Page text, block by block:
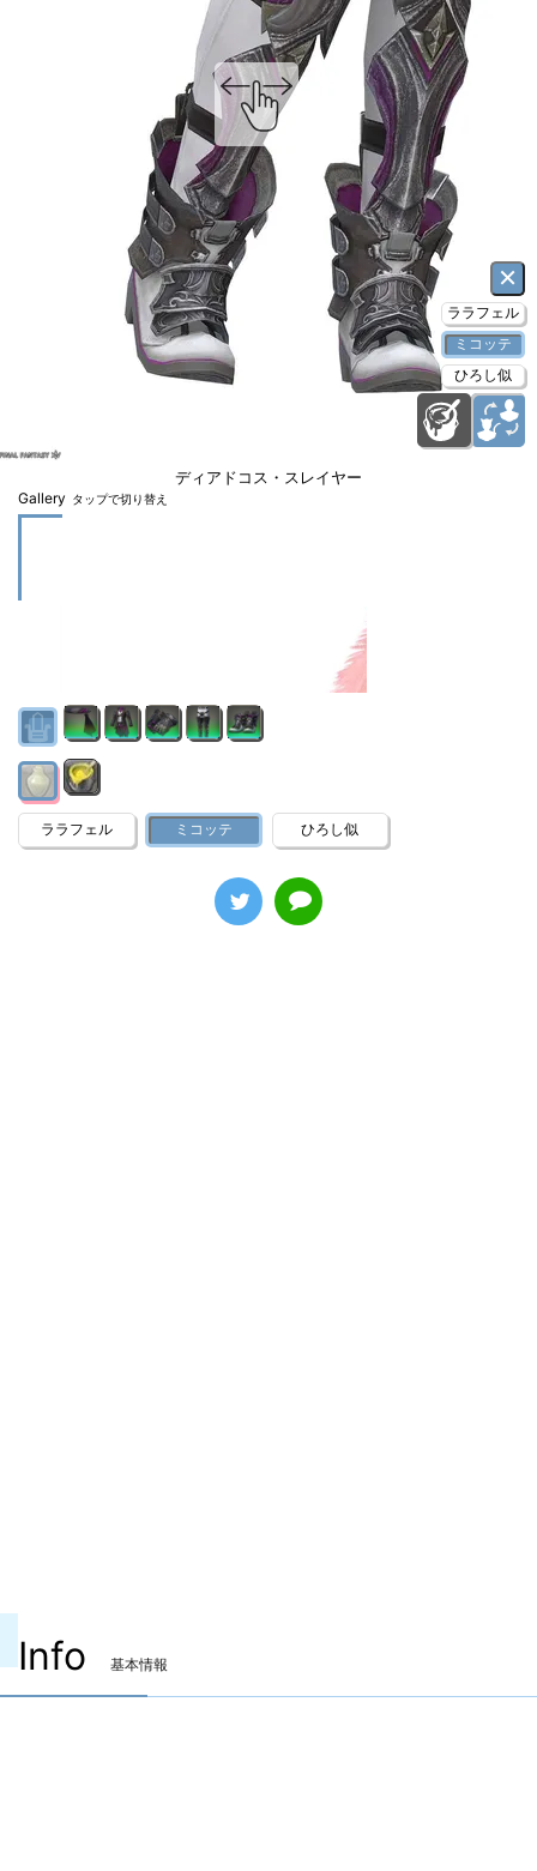
ディアドコス・スレイヤー
×
ララフェル
ミコッテ
ひろし似
Gallery タップで切り替え
ララフェル ミコッテ ひろし似
Info 基本情報